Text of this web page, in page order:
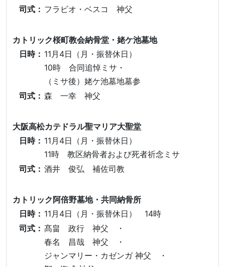
司式： フラビオ・ベスコ 神父
カトリック桜町教会納骨堂・姥ケ池墓地
日時： 11月4日（月・振替休日）
10時 合同追悼ミサ・
（ミサ後）姥ケ池墓地墓参
司式： 森 一幸 神父
大阪高松カテドラル聖マリア大聖堂
日時： 11月4日（月・振替休日）
11時 教区納骨者および死者祈念ミサ
司式： 酒井 俊弘 補佐司教
カトリック阿倍野墓地・共同納骨所
日時： 11月4日（月・振替休日） 14時
司式： 髙畠 政行 神父 ・
春名 昌哉 神父 ・
ジャンマリー・カゼンガ 神父 ・